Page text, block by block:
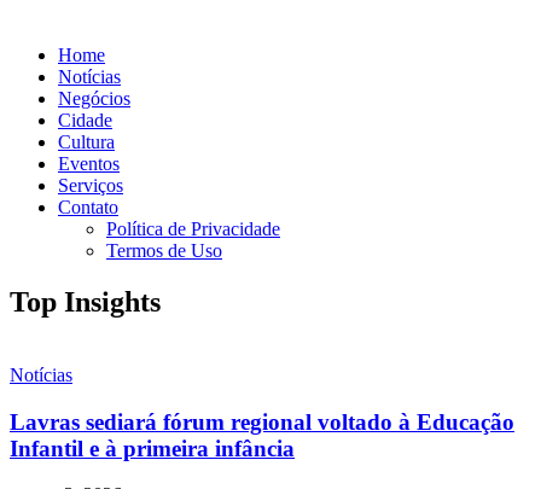
Home
Notícias
Negócios
Cidade
Cultura
Eventos
Serviços
Contato
Política de Privacidade
Termos de Uso
Top Insights
Notícias
Lavras sediará fórum regional voltado à Educação
Infantil e à primeira infância